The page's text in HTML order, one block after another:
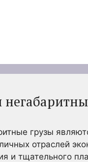
грузы
отраслей
и тщательного